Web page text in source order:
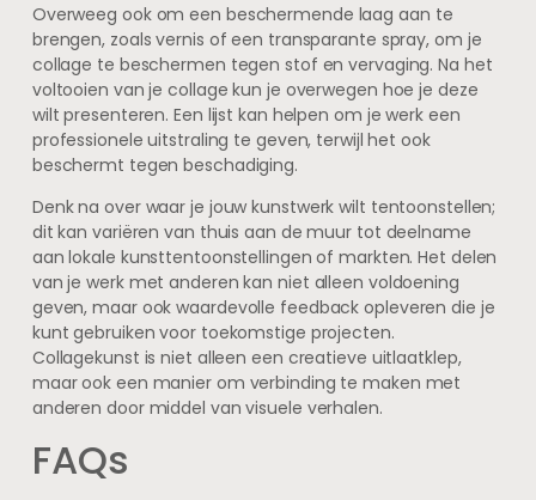
Overweeg ook om een beschermende laag aan te
brengen, zoals vernis of een transparante spray, om je
collage te beschermen tegen stof en vervaging. Na het
voltooien van je collage kun je overwegen hoe je deze
wilt presenteren. Een lijst kan helpen om je werk een
professionele uitstraling te geven, terwijl het ook
beschermt tegen beschadiging.
Denk na over waar je jouw kunstwerk wilt tentoonstellen;
dit kan variëren van thuis aan de muur tot deelname
aan lokale kunsttentoonstellingen of markten. Het delen
van je werk met anderen kan niet alleen voldoening
geven, maar ook waardevolle feedback opleveren die je
kunt gebruiken voor toekomstige projecten.
Collagekunst is niet alleen een creatieve uitlaatklep,
maar ook een manier om verbinding te maken met
anderen door middel van visuele verhalen.
FAQs